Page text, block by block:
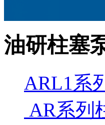
油研柱塞
ARL1系
AR系列